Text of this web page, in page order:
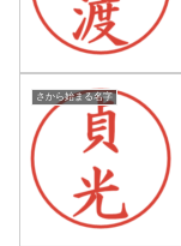
さから始まる名字